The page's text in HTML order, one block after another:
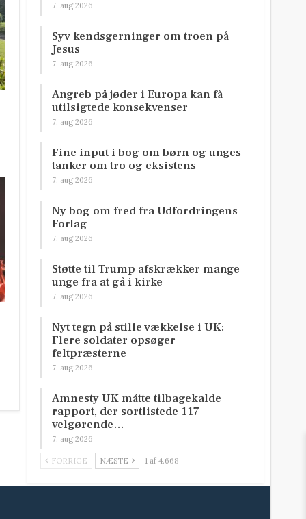
7. aug 2026
Syv kendsgerninger om troen på
Jesus
7. aug 2026
Angreb på jøder i Europa kan få
utilsigtede konsekvenser
7. aug 2026
Fine input i bog om børn og unges
tanker om tro og eksistens
7. aug 2026
Ny bog om fred fra Udfordringens
Forlag
7. aug 2026
Støtte til Trump afskrækker mange
unge fra at gå i kirke
7. aug 2026
Nyt tegn på stille vækkelse i UK:
Flere soldater opsøger
feltpræsterne
7. aug 2026
Amnesty UK måtte tilbagekalde
rapport, der sortlistede 117
velgørende…
7. aug 2026
FORRIGE NÆSTE 1 af 4.668